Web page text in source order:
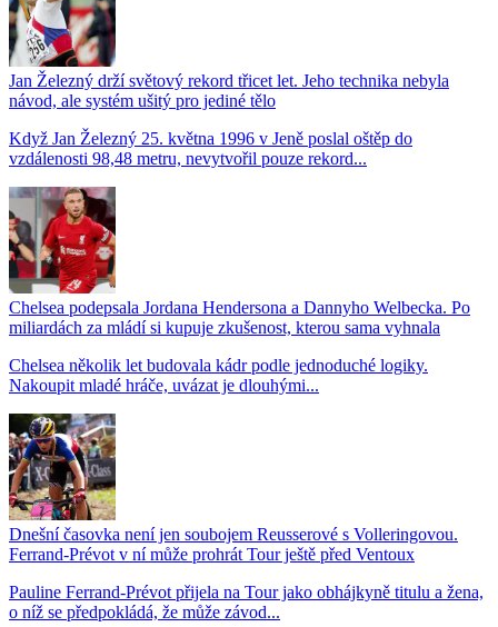
Jan Železný drží světový rekord třicet let. Jeho technika nebyla
návod, ale systém ušitý pro jediné tělo
Když Jan Železný 25. května 1996 v Jeně poslal oštěp do
vzdálenosti 98,48 metru, nevytvořil pouze rekord...
Chelsea podepsala Jordana Hendersona a Dannyho Welbecka. Po
miliardách za mládí si kupuje zkušenost, kterou sama vyhnala
Chelsea několik let budovala kádr podle jednoduché logiky.
Nakoupit mladé hráče, uvázat je dlouhými...
Dnešní časovka není jen soubojem Reusserové s Volleringovou.
Ferrand-Prévot v ní může prohrát Tour ještě před Ventoux
Pauline Ferrand-Prévot přijela na Tour jako obhájkyně titulu a žena,
o níž se předpokládá, že může závod...